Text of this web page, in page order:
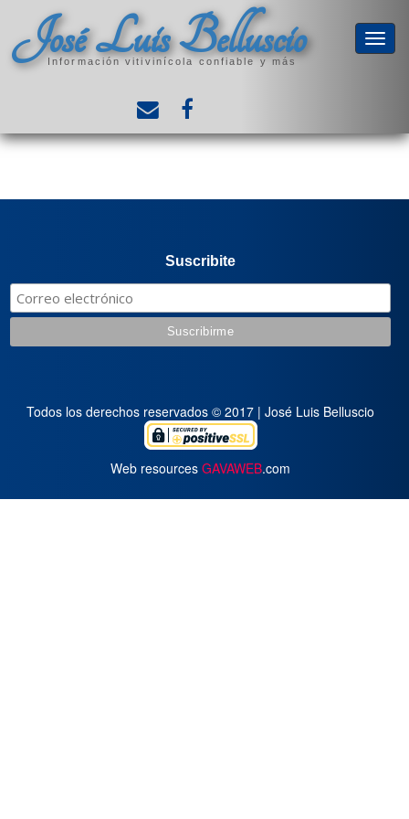
José Luis Belluscio
Información vitivinícola confiable y más
Suscribite
Todos los derechos reservados © 2017 | José Luis Belluscio
Web resources GAVAWEB.com